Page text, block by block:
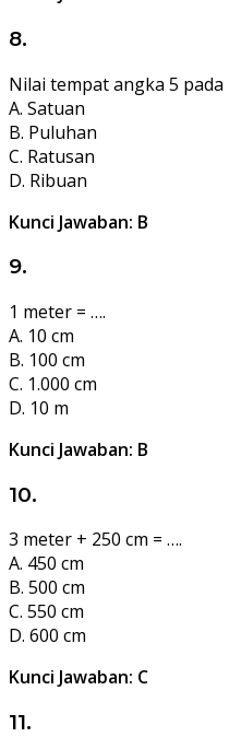
8.
Nilai tempat angka 5
A. Satuan
B. Puluhan
C. Ratusan
D. Ribuan
Kunci Jawaban: B
9.
1 meter = ….
A. 10 cm
B. 100 cm
C. 1.000 cm
D. 10 m
Kunci Jawaban: B
10.
3 meter + 250 cm = ….
A. 450 cm
B. 500 cm
C. 550 cm
D. 600 cm
Kunci Jawaban: C
11.